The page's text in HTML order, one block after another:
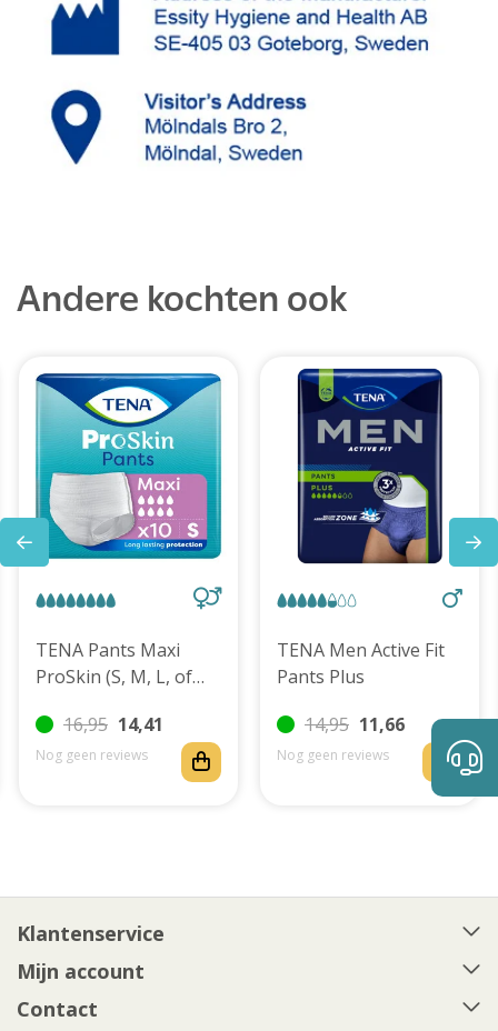
Andere kochten ook
TENA Pants Maxi
ProSkin (S, M, L, of
16,95 14,41
Nog geen reviews
TENA Men Active Fit
Pants Plus
14,95 11,66
Nog geen reviews
Klantenservice
Mijn account
Contact